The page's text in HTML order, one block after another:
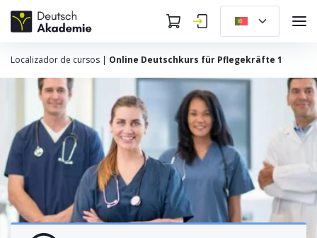
Localizador de cursos | Online Deutschkurs für Pflegekräfte 1